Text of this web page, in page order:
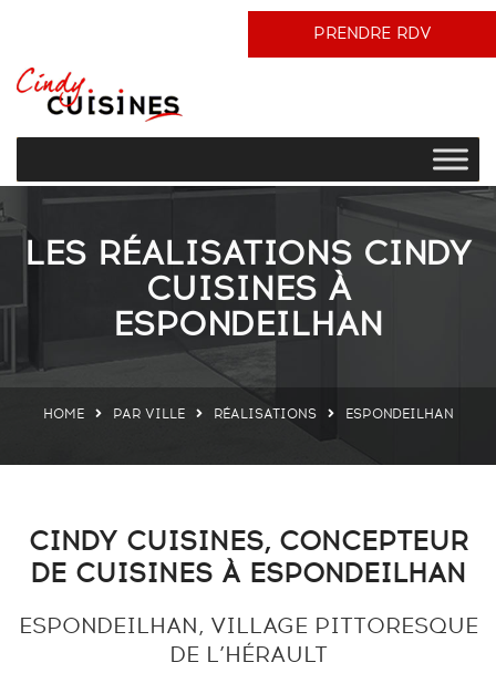
PRENDRE RDV
LES RÉALISATIONS CINDY
CUISINES À
ESPONDEILHAN
HOME PAR VILLE RÉALISATIONS ESPONDEILHAN
CINDY CUISINES, CONCEPTEUR
DE CUISINES À ESPONDEILHAN
ESPONDEILHAN, VILLAGE PITTORESQUE
DE L’HÉRAULT